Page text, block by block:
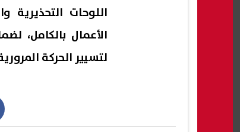
اللوحات التحذيرية
الأعمال بالكامل،
لتسيير الحركة